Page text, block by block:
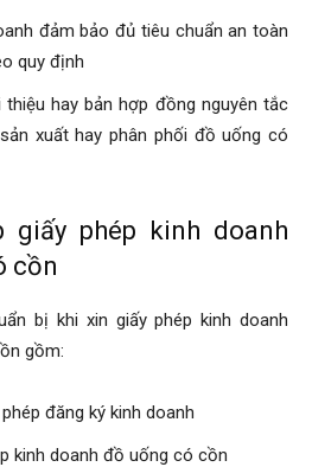
đảm bảo đủ tiêu chuẩn an toàn
quy định
hay bản hợp đồng nguyên tắc
xuất hay phân phối đồ uống có
giấy phép kinh doanh
cồn
bị khi xin giấy phép kinh doanh
gồm:
đăng ký kinh doanh
kinh doanh đồ uống có cồn